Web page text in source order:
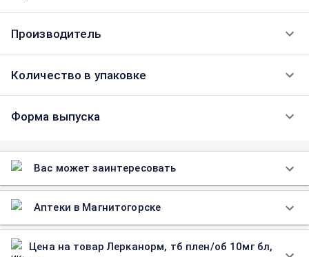
Производитель
Количество в упаковке
Форма выпуска
Вас может заинтересовать
Аптеки в Магнитогорске
Цена на товар Лерканорм, тб плен/об 10мг бл,